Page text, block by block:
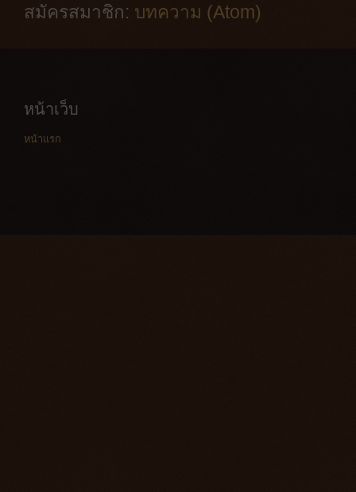
สมัครสมาชิก: บทความ (Atom)
หน้าเว็บ
หน้าแรก